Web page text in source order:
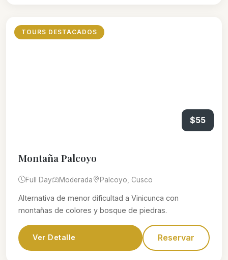
TOURS DESTACADOS
$55
Montaña Palcoyo
Full Day Moderada Palcoyo, Cusco
Alternativa de menor dificultad a Vinicunca con
montañas de colores y bosque de piedras.
Ver Detalle Reservar